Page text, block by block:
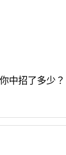
中招了多少？